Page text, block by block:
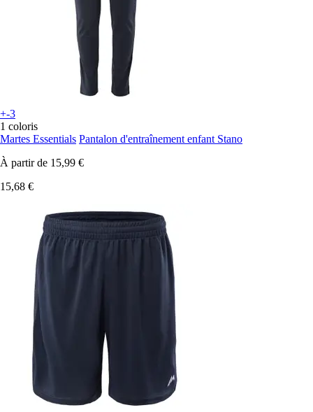
+-3
1 coloris
Martes Essentials Pantalon d'entraînement enfant Stano
À partir de 15,99 €
15,68 €